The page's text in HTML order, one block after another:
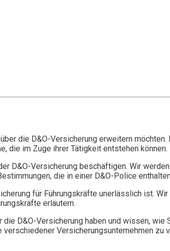
die D&O-Versicherung erweitern
die im Zuge ihrer Tätigkeit entstehen können.
D&O-Versicherung beschäftigen. Wir
die in einer D&O-Police
für Führungskräfte unerlässlich ist.
erläutern.
D&O-Versicherung haben und wissen, wie
Versicherungsunternehmen